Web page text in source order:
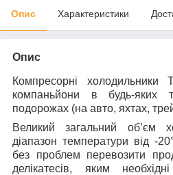
Опис Характеристики
Опис
Компресорні холодильники
компаньйони в будь-яких
подорожах (на авто, яхтах,
Великий загальний об’єм
діапазон температури від -
без проблем перевозити
делікатесів, яким